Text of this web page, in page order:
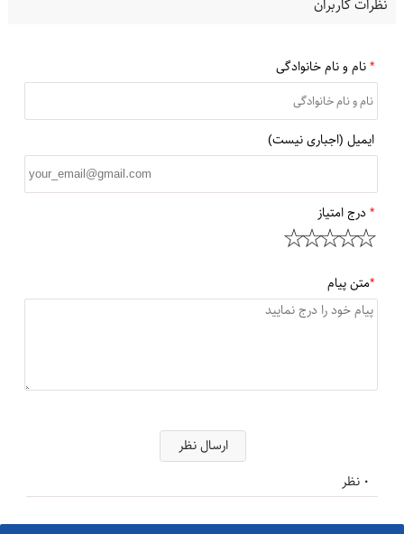
نظرات کاربران
*نام و نام خانوادگی
ایمیل (اجباری نیست)
*درج امتیاز
*متن پیام
ارسال نظر
0 نظر